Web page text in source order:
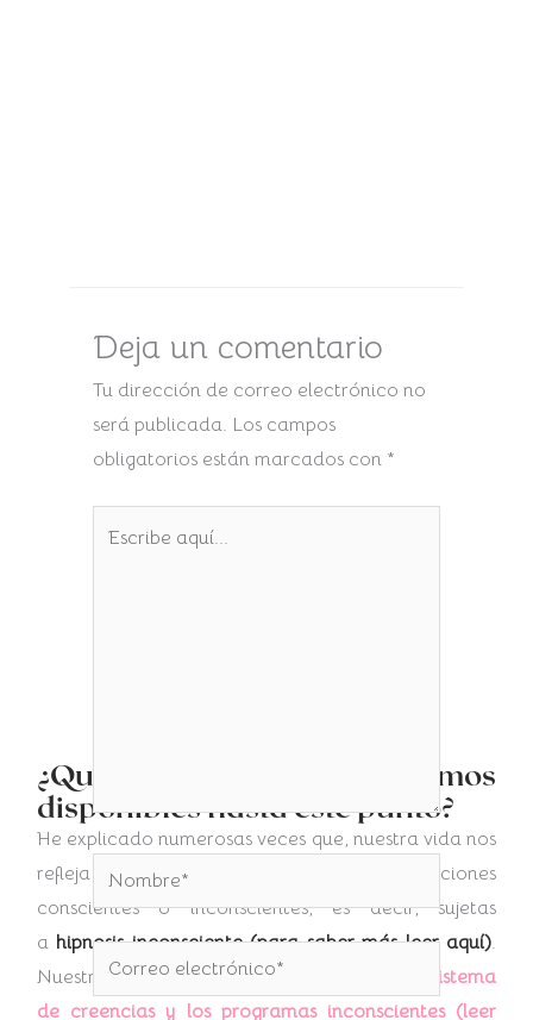
¿Qué herramientas tenemos
disponibles hasta este punto?
He explicado numerosas veces que, nuestra vida nos
refleja el resultado de nuestras elecciones
conscientes o inconscientes, es decir, sujetas
ahipnosis inconsciente (para saber más leer aquí).
Nuestra vida es una proyección de nuestro sistema
de creencias y los programas inconscientes (leer
Deja un comentario
Tu dirección de correo electrónico no
será publicada. Los campos
obligatorios están marcados con *
Nombre*
Correo
electrónico*